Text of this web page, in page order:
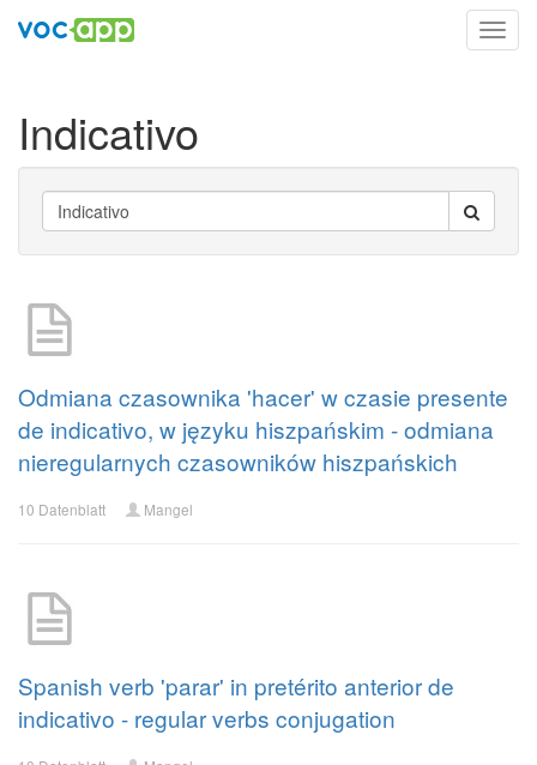
Indicativo
Odmiana czasownika 'hacer' w czasie presente
de indicativo, w języku hiszpańskim - odmiana
nieregularnych czasowników hiszpańskich
10 Datenblatt Mangel
Spanish verb 'parar' in pretérito anterior de
indicativo - regular verbs conjugation